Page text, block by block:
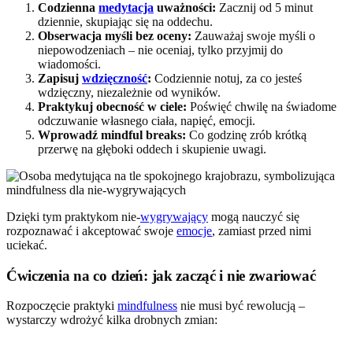
Codzienna medytacja uważności: Zacznij od 5 minut
dziennie, skupiając się na oddechu.
Obserwacja myśli bez oceny: Zauważaj swoje myśli o
niepowodzeniach – nie oceniaj, tylko przyjmij do
wiadomości.
Zapisuj wdzięczność: Codziennie notuj, za co jesteś
wdzięczny, niezależnie od wyników.
Praktykuj obecność w ciele: Poświęć chwilę na świadome
odczuwanie własnego ciała, napięć, emocji.
Wprowadź mindful breaks: Co godzinę zrób krótką
przerwę na głęboki oddech i skupienie uwagi.
Dzięki tym praktykom nie-wygrywający mogą nauczyć się
rozpoznawać i akceptować swoje emocje, zamiast przed nimi
uciekać.
Ćwiczenia na co dzień: jak zacząć i nie zwariować
Rozpoczęcie praktyki mindfulness nie musi być rewolucją –
wystarczy wdrożyć kilka drobnych zmian: